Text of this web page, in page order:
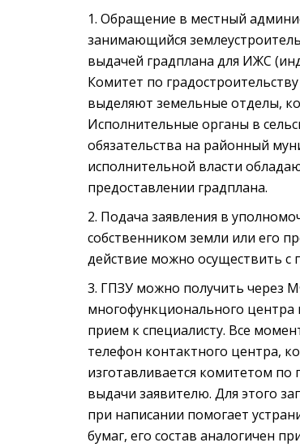
Обращение в местный
занимающийся
выдачей градплана для ИЖС
Комитет по
выделяют земельные отделы,
Исполнительные органы в
обязательства на районный
исполнительной власти
предоставлении градплана.
Подача заявления в
собственником земли или его
действие можно осуществить
ГПЗУ можно получить через
многофункционального центра
прием к специалисту. Все
телефон контактного центра,
изготавливается комитетом
выдачи заявителю. Для этого
при написании помогает
бумаг, его состав аналогичен